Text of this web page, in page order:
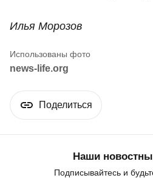
Илья Морозов
news-life.org
Поделиться
Наши
Подписывайтесь и